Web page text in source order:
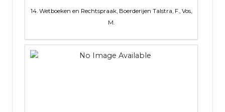
14. Wetboeken en Rechtspraak, Boerderijen Talstra, F., Vos,
M.